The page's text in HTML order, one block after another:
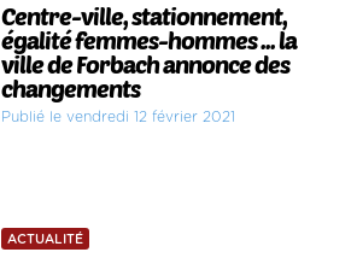
Centre-ville, stationnement,
égalité femmes-hommes ... la
ville de Forbach annonce des
changements
Publié le vendredi 12 février 2021
ACTUALITÉ